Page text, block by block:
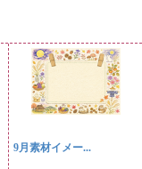
9月素材イメー...